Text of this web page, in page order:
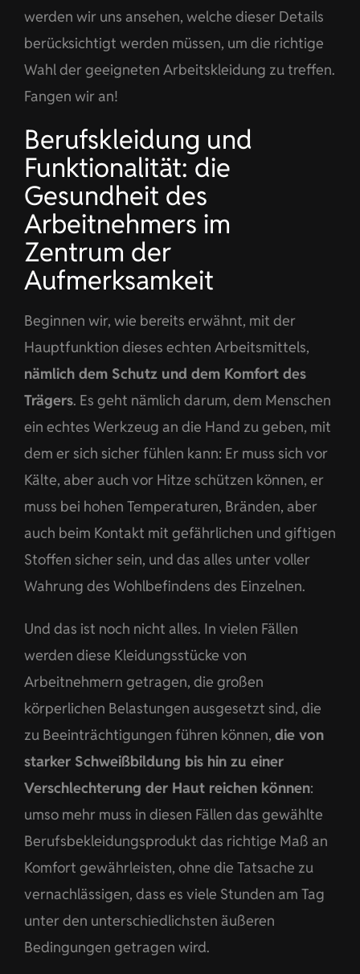
werden wir uns ansehen, welche dieser Details
berücksichtigt werden müssen, um die richtige
Wahl der geeigneten Arbeitskleidung zu treffen.
Fangen wir an!
Berufskleidung und
Funktionalität: die
Gesundheit des
Arbeitnehmers im
Zentrum der
Aufmerksamkeit
Beginnen wir, wie bereits erwähnt, mit der
Hauptfunktion dieses echten Arbeitsmittels,
nämlich dem Schutz und dem Komfort des
Trägers. Es geht nämlich darum, dem Menschen
ein echtes Werkzeug an die Hand zu geben, mit
dem er sich sicher fühlen kann: Er muss sich vor
Kälte, aber auch vor Hitze schützen können, er
muss bei hohen Temperaturen, Bränden, aber
auch beim Kontakt mit gefährlichen und giftigen
Stoffen sicher sein, und das alles unter voller
Wahrung des Wohlbefindens des Einzelnen.
Und das ist noch nicht alles. In vielen Fällen
werden diese Kleidungsstücke von
Arbeitnehmern getragen, die großen
körperlichen Belastungen ausgesetzt sind, die
zu Beeinträchtigungen führen können, die von
starker Schweißbildung bis hin zu einer
Verschlechterung der Haut reichen können:
umso mehr muss in diesen Fällen das gewählte
Berufsbekleidungsprodukt das richtige Maß an
Komfort gewährleisten, ohne die Tatsache zu
vernachlässigen, dass es viele Stunden am Tag
unter den unterschiedlichsten äußeren
Bedingungen getragen wird.